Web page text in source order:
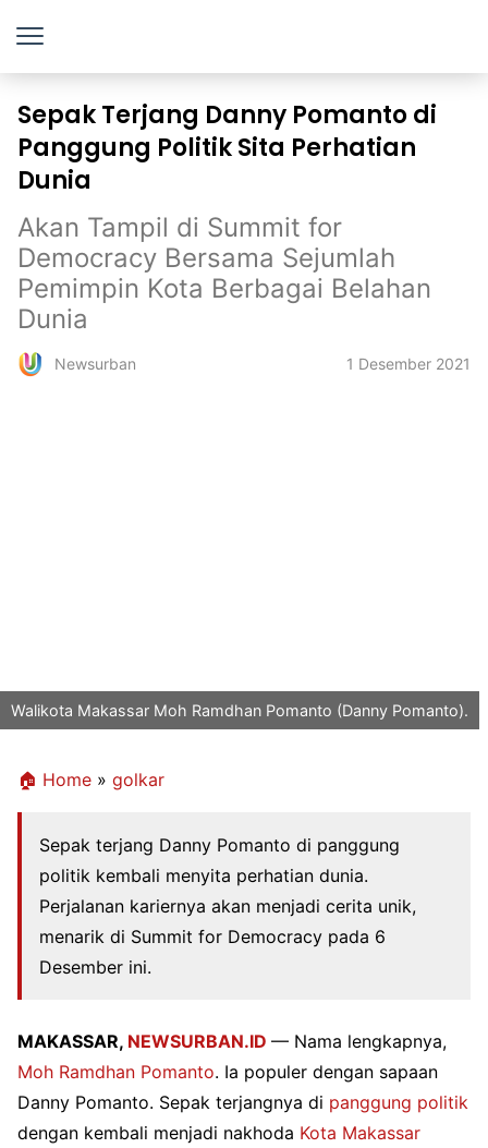
Sepak Terjang Danny Pomanto di
Panggung Politik Sita Perhatian
Dunia
Akan Tampil di Summit for
Democracy Bersama Sejumlah
Pemimpin Kota Berbagai Belahan
Dunia
Newsurban 1 Desember 2021
Walikota Makassar Moh Ramdhan Pomanto (Danny Pomanto).
🏠 Home » golkar
Sepak terjang Danny Pomanto di panggung
politik kembali menyita perhatian dunia.
Perjalanan kariernya akan menjadi cerita unik,
menarik di Summit for Democracy pada 6
Desember ini.
MAKASSAR, NEWSURBAN.ID — Nama lengkapnya,
Moh Ramdhan Pomanto. Ia populer dengan sapaan
Danny Pomanto. Sepak terjangnya di panggung politik
dengan kembali menjadi nakhoda Kota Makassar